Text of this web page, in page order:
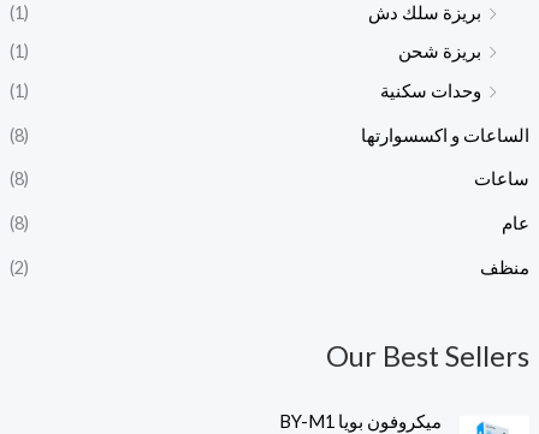
بريزة سلك دش
(1)
بريزة شحن
(1)
وحدات سكنية
(1)
الساعات و اكسسوارتها (8)
ساعات (8)
عام (8)
منظف (2)
Our Best Sellers
ميكروفون بويا BY-M1